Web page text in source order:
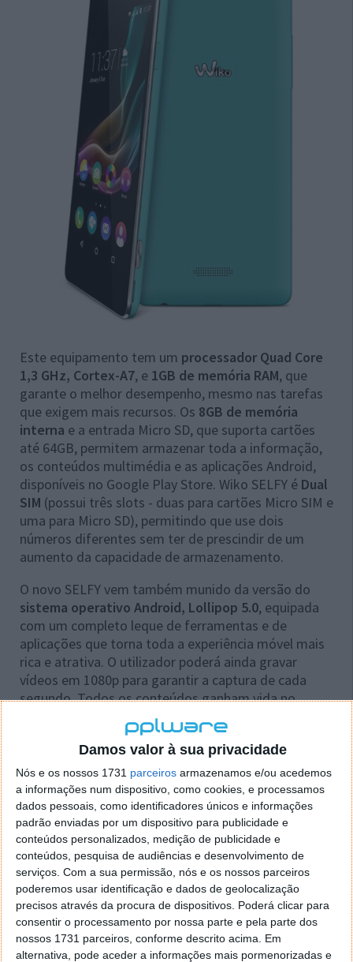
Damos valor à sua privacidade
Nós e os nossos 1731 parceiros armazenamos e/ou acedemos
a informações num dispositivo, como cookies, e processamos
dados pessoais, como identificadores únicos e informações
padrão enviadas por um dispositivo para publicidade e
conteúdos personalizados, medição de publicidade e
conteúdos, pesquisa de audiências e desenvolvimento de
serviços. Com a sua permissão, nós e os nossos parceiros
poderemos usar identificação e dados de geolocalização
precisos através da procura de dispositivos. Poderá clicar para
consentir o processamento por nossa parte e pela parte dos
nossos 1731 parceiros, conforme descrito acima. Em
alternativa, pode aceder a informações mais pormenorizadas e
Este equipamento tem um processador Quad Core
1,3 GHz, Cortex-A7, e 1GB de memória RAM, que
garante o melhor desempenho, mesmo nas tarefas
que exigem mais recursos. Os 8GB de memória
interna e a entrada Micro SD, que suporta cartões
até 64GB, permitem armazenar toda a informação,
os conteúdos multimédia e as aplicações Android,
disponíveis no Google Play Store. Wiko SELFY é Dual
SIM (possui três slots - duas para cartões Micro SIM e
uma para Micro SD), permitindo que use dois
números diferentes sem ter de prescindir de um
aumento da capacidade de armazenamento.
O novo SELFY vem também munido da versão do
sistema operativo Android, Lollipop 5.0, equipada
com um completo leque de ferramentas e de
aplicações que torna toda a experiência móvel mais
rica e atrativa. O utilizador poderá ainda gravar
vídeos em 1080p para garantir a captura de cada
segundo. Todos os conteúdos ganham vida no
fantástico ecrã AMOLED de 4,8 polegadas, que exibe
uma resolução HD (1280x720 píxeis) e 16 milhões de
cores, e oferece imagens detalhadas e vibrantes.
Relativamente às comunicações móveis de voz e
dados, juntam-se astecnologias WiFi 802.11 b/g/n e
Bluetooth, para emparelhamento com
equipamentos compatíveis, como kits de alta voz ou
colunas de som wireless.
O novo Wiko SELFY vai estardisponível a partir de 17
de julhoa umpreço recomendado de 199 euros.